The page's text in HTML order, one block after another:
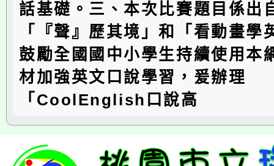
話基礎。三、本次比賽題目係出
「『聲』歷其境」和「看動畫學
鼓勵全國國中小學生持續使用本
材加強英文口說學習，爰辦理
「CoolEnglish口說高